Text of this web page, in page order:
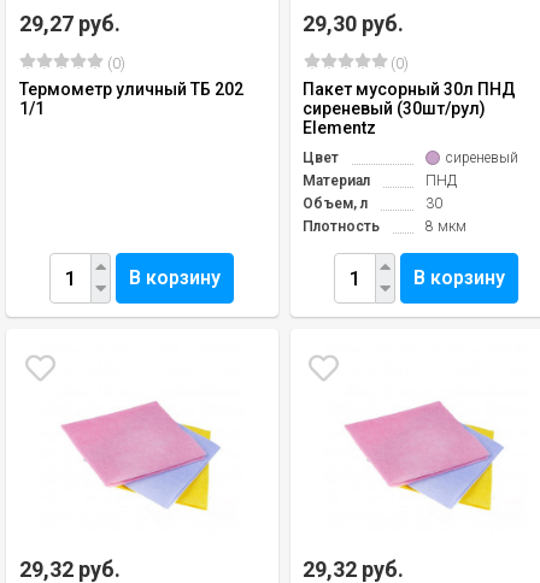
29,27 руб.
(0)
Термометр уличный ТБ 202
1/1
В корзину
29,30 руб.
(0)
Пакет мусорный 30л ПНД
сиреневый (30шт/рул)
Elementz
Цвет
сиреневый
Материал
ПНД
Объем, л
30
Плотность
8 мкм
В корзину
29,32 руб. 29,32 руб.